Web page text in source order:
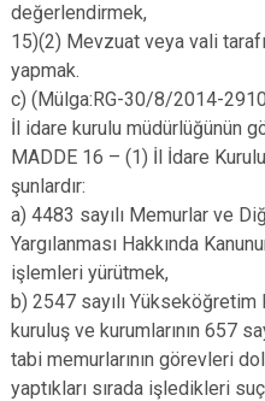
değerlendirmek,
15)(2) Mevzuat veya vali
yapmak.
c) (Mülga:RG-30/8/2014-
İl idare kurulu müdürlüğünün
MADDE 16 – (1) İl İdare
şunlardır:
a) 4483 sayılı Memurlar ve
Yargılanması Hakkında
işlemleri yürütmek,
b) 2547 sayılı Yükseköğretim
kuruluş ve kurumlarının 657
tabi memurlarının görevleri
yaptıkları sırada işledikleri